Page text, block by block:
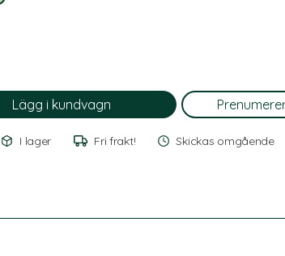
I lager Fri frakt! Skickas omgående